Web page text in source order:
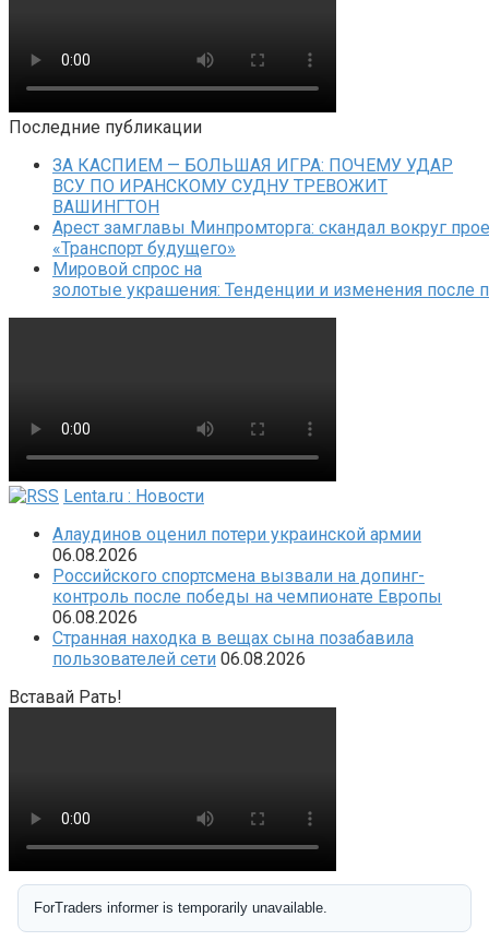
Последние публикации
ЗА КАСПИЕМ — БОЛЬШАЯ ИГРА: ПОЧЕМУ УДАР
ВСУ ПО ИРАНСКОМУ СУДНУ ТРЕВОЖИТ
ВАШИНГТОН
Арест замглавы Минпромторга: скандал вокруг
«Транспорт будущего»
Мировой спрос на
золотые украшения: Тенденции и изменения после
Lenta.ru : Новости
Алаудинов оценил потери украинской армии
06.08.2026
Российского спортсмена вызвали на допинг-
контроль после победы на чемпионате Европы
06.08.2026
Странная находка в вещах сына позабавила
пользователей сети 06.08.2026
Вставай Рать!